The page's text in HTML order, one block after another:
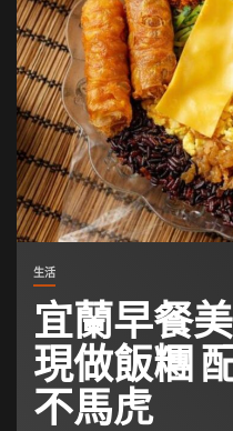
生活
宜蘭早餐
現做飯糰
不馬虎